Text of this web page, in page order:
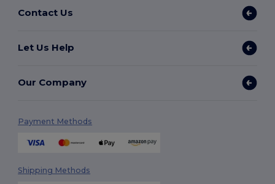
Contact Us
Let Us Help
Our Company
Payment Methods
Shipping Methods